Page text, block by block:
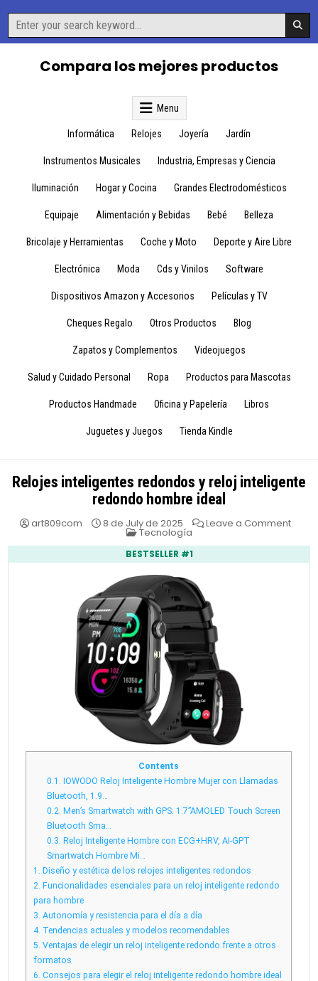
content
Search
for:
Compara los mejores productos
Menu
Informática Relojes Joyería Jardín
Instrumentos Musicales Industria, Empresas y Ciencia
Iluminación Hogar y Cocina Grandes Electrodomésticos
Equipaje Alimentación y Bebidas Bebé Belleza
Bricolaje y Herramientas Coche y Moto Deporte y Aire Libre
Electrónica Moda Cds y Vinilos Software
Dispositivos Amazon y Accesorios Películas y TV
Cheques Regalo Otros Productos Blog
Zapatos y Complementos Videojuegos
Salud y Cuidado Personal Ropa Productos para Mascotas
Productos Handmade Oficina y Papelería Libros
Juguetes y Juegos Tienda Kindle
Relojes inteligentes redondos y reloj inteligente
redondo hombre ideal
art809com 8 de July de 2025 Leave a Commenton
y
Posted
Tecnología
BESTSELLER #1
Contents
0.1. IOWODO Reloj Inteligente Hombre Mujer con Llamadas
Bluetooth, 1.9…
0.2. Men’s Smartwatch with GPS: 1.7”AMOLED Touch Screen
Bluetooth Sma…
0.3. Reloj Inteligente Hombre con ECG+HRV, AI-GPT
Smartwatch Hombre Mi…
1. Diseño y estética de los relojes inteligentes redondos
2. Funcionalidades esenciales para un reloj inteligente redondo
para hombre
3. Autonomía y resistencia para el día a día
4. Tendencias actuales y modelos recomendables
5. Ventajas de elegir un reloj inteligente redondo frente a otros
formatos
6. Consejos para elegir el reloj inteligente redondo hombre ideal